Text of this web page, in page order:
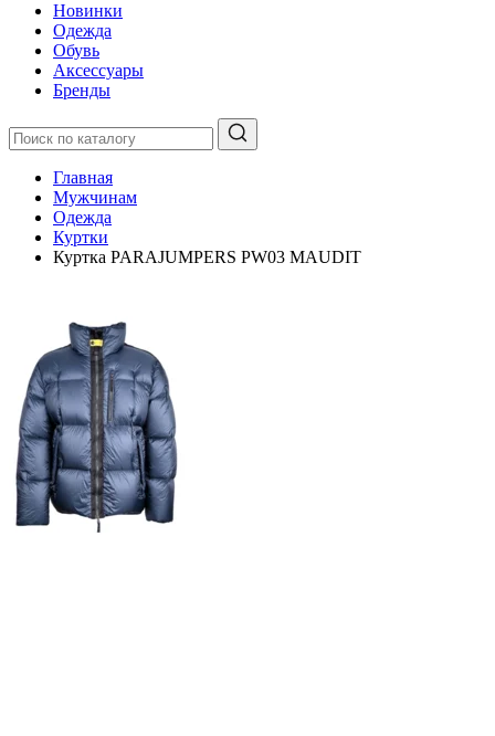
Новинки
Одежда
Обувь
Аксессуары
Бренды
Главная
Мужчинам
Одежда
Куртки
Куртка PARAJUMPERS PW03 MAUDIT